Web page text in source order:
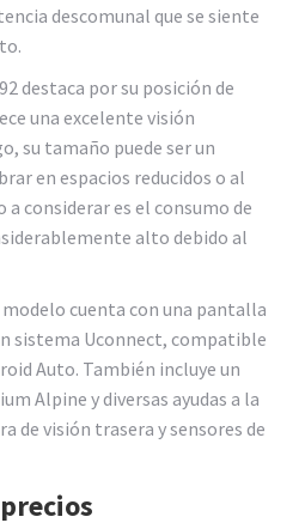
descomunal que se siente
destaca por su posición de
una excelente visión
su tamaño puede ser un
en espacios reducidos o al
considerar es el consumo de
alto debido al
cuenta con una pantalla
sistema Uconnect, compatible
Auto. También incluye un
Alpine y diversas ayudas a la
de visión trasera y sensores de